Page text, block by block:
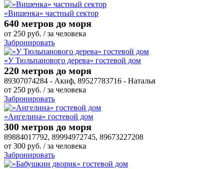
«Вишенка» частный сектор
640 метров до моря
от 250 руб. / за человека
Забронировать
«У Тюльпанового дерева» гостевой дом
220 метров до моря
89307074284 - Акиф, 89527783716 - Наталья
от 250 руб. / за человека
Забронировать
«Ангелина» гостевой дом
300 метров до моря
89884017792, 89994972745, 89673227208
от 300 руб. / за человека
Забронировать